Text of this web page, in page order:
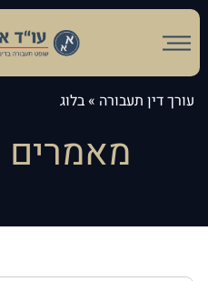
עורך דין תעבורה »בלוג
מאמרים